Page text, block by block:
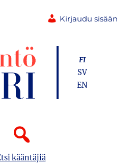
Kirjaudu sisään
kääntäjiä
FI
SV
EN